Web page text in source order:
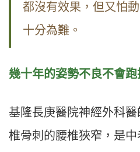
都沒有效果，但又怕
十分為難。
幾十年的姿勢不良不會跑
基隆長庚醫院神經外科
椎骨刺的腰椎狹窄，是